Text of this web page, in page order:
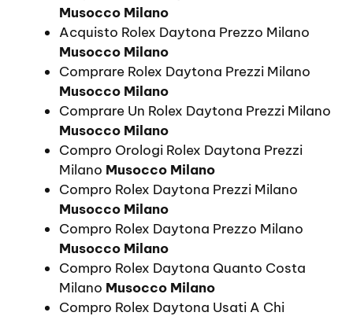
Musocco Milano
Acquisto Rolex Daytona Prezzo Milano
Musocco Milano
Comprare Rolex Daytona Prezzi Milano
Musocco Milano
Comprare Un Rolex Daytona Prezzi Milano
Musocco Milano
Compro Orologi Rolex Daytona Prezzi
Milano Musocco Milano
Compro Rolex Daytona Prezzi Milano
Musocco Milano
Compro Rolex Daytona Prezzo Milano
Musocco Milano
Compro Rolex Daytona Quanto Costa
Milano Musocco Milano
Compro Rolex Daytona Usati A Chi